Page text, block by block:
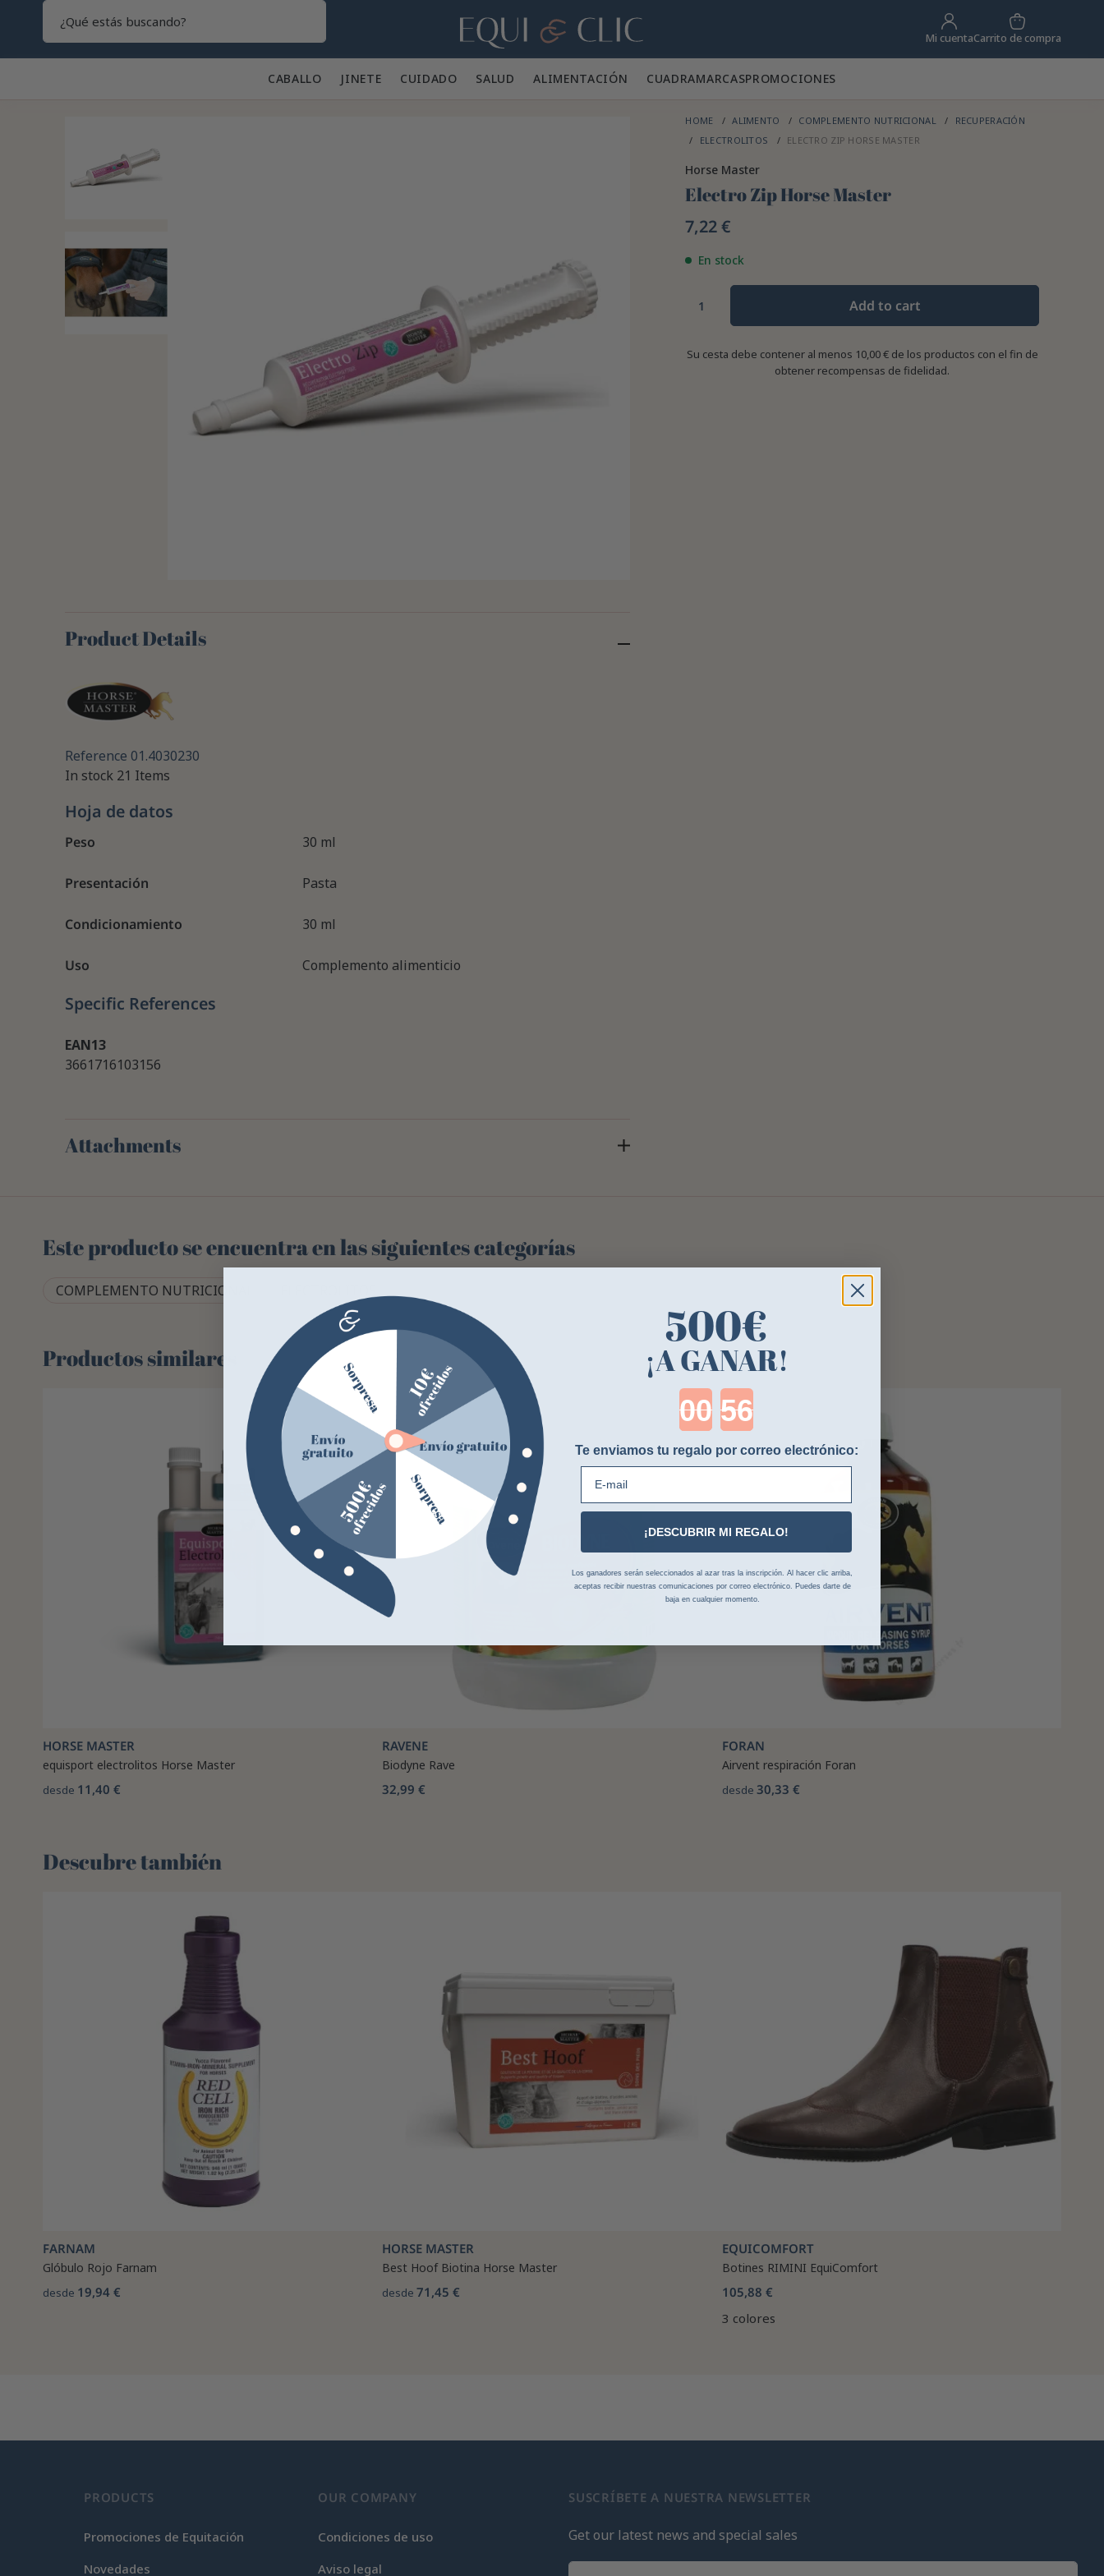
Hogar Mi cuentaCarrito de compra
CABALLO 🐎 JINETE 👕 CUIDADO 🪮 SALUD ✨ALIMENTACIÓN 🥕 CUADRAMARCASPROMOCIONES
HOME ALIMENTO COMPLEMENTO NUTRICIONAL
RECUPERACIÓN
ELECTROLITOS
ELECTRO ZIP HORSE MASTER
Horse Master
Electro Zip Horse Master
7,22 €
En stock
Add to cart
Su cesta debe contener al menos 10,00 € de los productos con el fin de
obtener recompensas de fidelidad.
Product Details
Reference 01.4030230
In stock 21 Items
Hoja de datos
Peso 30 ml
Presentación Pasta
Condicionamiento 30 ml
Uso Complemento alimenticio
Specific References
EAN13
3661716103156
Attachments
Este producto se encuentra en las siguientes categorías
COMPLEMENTO NUTRICIONAL
Productos similares
HORSE MASTER
equisport electrolitos Horse Master
desde 11,40 €
RAVENE
Biodyne Rave
32,99 €
FORAN
Airvent respiración Foran
desde 30,33 €
Descubre también 🌻
FARNAM
Glóbulo Rojo Farnam
desde 19,94 €
HORSE MASTER
Best Hoof Biotina Horse Master
desde71,45 €
EQUICOMFORT
Botines RIMINI EquiComfort
105,88 €
3 colores
PRODUCTS
Promociones de Equitación
Novedades
OUR COMPANY
Condiciones de uso
Aviso legal
SUSCRÍBETE A NUESTRA NEWSLETTER
Get our latest news and special sales
500€
¡A GANAR!
Countdown ends in:
Te enviamos tu regalo por correo electrónico:
¡DESCUBRIR MI REGALO!
Los ganadores serán seleccionados al azar tras la inscripción. Al hacer clic arriba,
aceptas recibir nuestras comunicaciones por correo electrónico. Puedes darte de
baja en cualquier momento.